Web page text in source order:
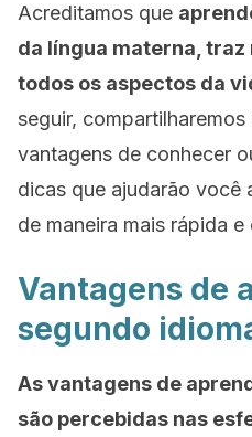
Acreditamos que
da língua materna,
todos os aspectos da
seguir,
vantagens de conhecer
dicas que ajudarão você
de maneira mais rápida e
Vantagens de
segundo
As vantagens de
são percebidas nas